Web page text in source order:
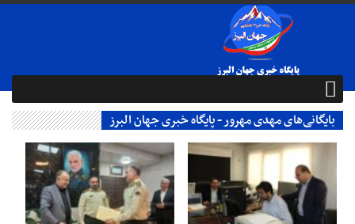
بایگانی‌های مهدی مهرور - پایگاه خبری جهان البرز